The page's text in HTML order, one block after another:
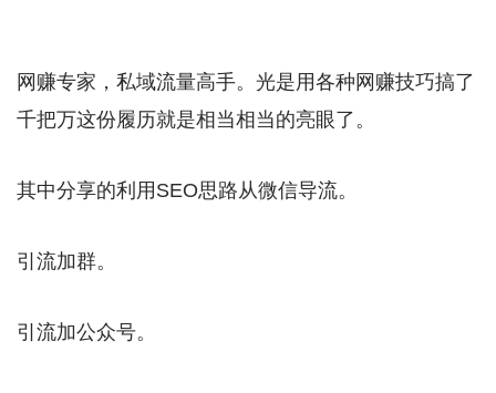
网赚专家，私域流量高手。光是用各种网赚技巧搞了
千把万这份履历就是相当相当的亮眼了。
其中分享的利用SEO思路从微信导流。
引流加群。
引流加公众号。